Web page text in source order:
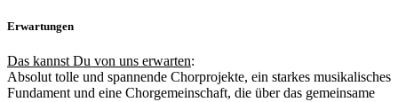
Erwartungen
Das kannst Du von uns erwarten:
Absolut tolle und spannende Chorprojekte, ein starkes musikalisches
Fundament und eine Chorgemeinschaft, die über das gemeinsame